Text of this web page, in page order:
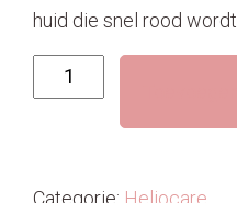
huid die snel rood wordt.
Heliocare360°
MD
Categorie: Heliocare